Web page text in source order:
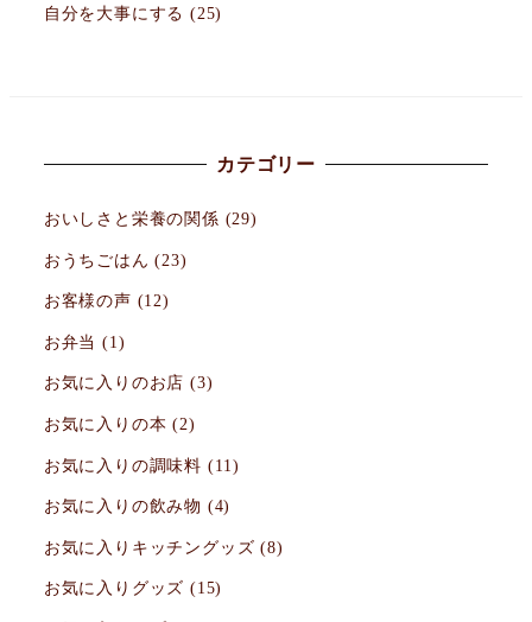
自分を大事にする (25)
カテゴリー
おいしさと栄養の関係 (29)
おうちごはん (23)
お客様の声 (12)
お弁当 (1)
お気に入りのお店 (3)
お気に入りの本 (2)
お気に入りの調味料 (11)
お気に入りの飲み物 (4)
お気に入りキッチングッズ (8)
お気に入りグッズ (15)